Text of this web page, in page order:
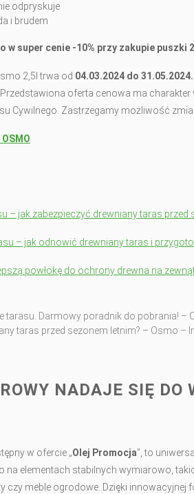
odpryskuje
i brudem
w super cenie -10% przy zakupie puszki
2,5l trwa od 04.03.2024 do 31.05.2024.
oferta cenowa ma
Cywilnego. Zastrzegamy możliwość
– jak zabezpieczyć drewniany taras przed
– jak odnowić drewniany taras i
powłokę do ochrony drewna na
tarasu. Darmowy poradnik do pobrania! –
taras przed sezonem letnim? – Osmo –
NADAJE SIĘ DO
w ofercie „Olej Promocja”, to
elementach stabilnych wymiarowo,
czy meble ogrodowe. Dzięki innowacyjnej